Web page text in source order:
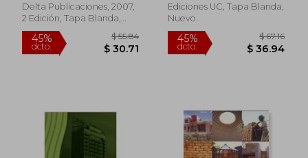
Delta Publicaciones, 2007,
2 Edición, Tapa Blanda,
Nuevo
Ediciones UC, Tapa Blanda,
Nuevo